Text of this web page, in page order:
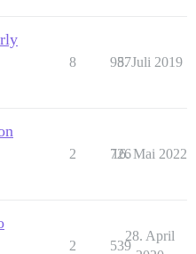
8 987
5. Juli 2019
2 726
16. Mai 2022
2 539
28. April